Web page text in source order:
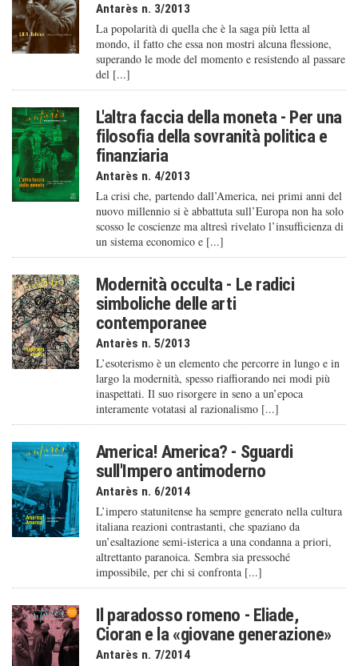
Antarès n. 3/2013
La popolarità di quella che è la saga più letta al
mondo, il fatto che essa non mostri alcuna flessione,
superando le mode del momento e resistendo al passare
del [...]
L'altra faccia della moneta - Per una
filosofia della sovranità politica e
finanziaria
Antarès n. 4/2013
La crisi che, partendo dall’America, nei primi anni del
nuovo millennio si è abbattuta sull’Europa non ha solo
scosso le coscienze ma altresì rivelato l’insufficienza di
un sistema economico e [...]
Modernità occulta - Le radici
simboliche delle arti
contemporanee
Antarès n. 5/2013
L’esoterismo è un elemento che percorre in lungo e in
largo la modernità, spesso riaffiorando nei modi più
inaspettati. Il suo risorgere in seno a un’epoca
interamente votatasi al razionalismo [...]
America! America? - Sguardi
sull'Impero antimoderno
Antarès n. 6/2014
L’impero statunitense ha sempre generato nella cultura
italiana reazioni contrastanti, che spaziano da
un’esaltazione semi-isterica a una condanna a priori,
altrettanto paranoica. Sembra sia pressoché
impossibile, per chi si confronta [...]
Il paradosso romeno - Eliade,
Cioran e la «giovane generazione»
Antarès n. 7/2014